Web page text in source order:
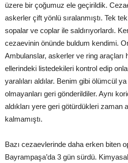
üzere bir çoğumuz ele geçirildik.
askerler çift yönlü sıralanmıştı. Tek
sopalar ve coplar ile saldırıyorlardı.
cezaevinin önünde buldum kendimi.
Ambulanslar, askerler ve ring araçları
ellerindeki listedekileri kontrol edip
yaralıları aldılar. Benim gibi ölümcül
olmayanları geri gönderildiler. Aynı
aldıkları yere geri götürdükleri zaman
kalmamıştı.
Bazı cezaevlerinde daha erken biten
Bayrampaşa’da 3 gün sürdü.